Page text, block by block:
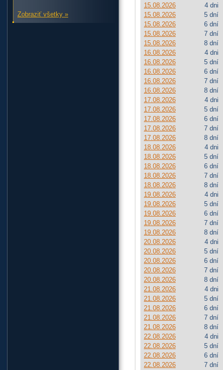
15.08.2026
4 dni
15.08.2026
5 dní
15.08.2026
6 dní
15.08.2026
7 dní
15.08.2026
8 dní
16.08.2026
4 dni
16.08.2026
5 dní
16.08.2026
6 dní
16.08.2026
7 dní
16.08.2026
8 dní
17.08.2026
4 dni
17.08.2026
5 dní
17.08.2026
6 dní
17.08.2026
7 dní
17.08.2026
8 dní
18.08.2026
4 dni
18.08.2026
5 dní
18.08.2026
6 dní
18.08.2026
7 dní
18.08.2026
8 dní
19.08.2026
4 dni
19.08.2026
5 dní
19.08.2026
6 dní
19.08.2026
7 dní
19.08.2026
8 dní
20.08.2026
4 dni
20.08.2026
5 dní
20.08.2026
6 dní
20.08.2026
7 dní
20.08.2026
8 dní
21.08.2026
4 dni
21.08.2026
5 dní
21.08.2026
6 dní
21.08.2026
7 dní
21.08.2026
8 dní
22.08.2026
4 dni
22.08.2026
5 dní
22.08.2026
6 dní
22.08.2026
7 dní
Zobraziť všetky »